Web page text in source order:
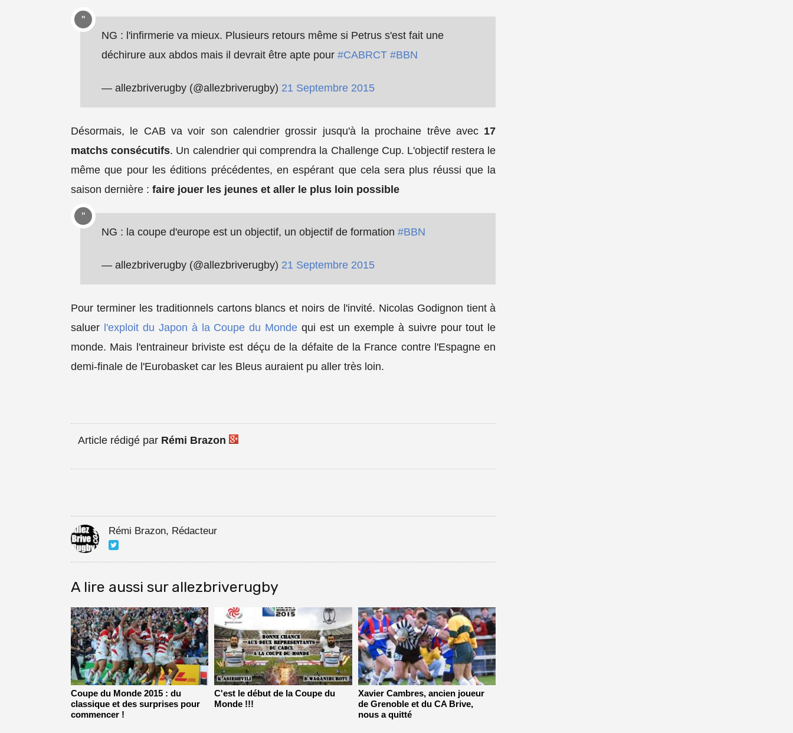
NG : l'infirmerie va mieux. Plusieurs retours même si Petrus s'est fait une
déchirure aux abdos mais il devrait être apte pour #CABRCT #BBN
— allezbriverugby (@allezbriverugby) 21 Septembre 2015
Désormais, le CAB va voir son calendrier grossir jusqu'à la prochaine trêve avec 17
matchs consécutifs. Un calendrier qui comprendra la Challenge Cup. L'objectif restera le
même que pour les éditions précédentes, en espérant que cela sera plus réussi que la
saison dernière : faire jouer les jeunes et aller le plus loin possible
NG : la coupe d'europe est un objectif, un objectif de formation #BBN
— allezbriverugby (@allezbriverugby) 21 Septembre 2015
Pour terminer les traditionnels cartons blancs et noirs de l'invité. Nicolas Godignon tient à
saluer l'exploit du Japon à la Coupe du Monde qui est un exemple à suivre pour tout le
monde. Mais l'entraineur briviste est déçu de la défaite de la France contre l'Espagne en
demi-finale de l'Eurobasket car les Bleus auraient pu aller très loin.
Article rédigé par Rémi Brazon
Rémi Brazon, Rédacteur
A lire aussi sur allezbriverugby
Coupe du Monde 2015 : du
classique et des surprises pour
commencer !
C'est le début de la Coupe du
Monde !!!
Xavier Cambres, ancien joueur
de Grenoble et du CA Brive,
nous a quitté